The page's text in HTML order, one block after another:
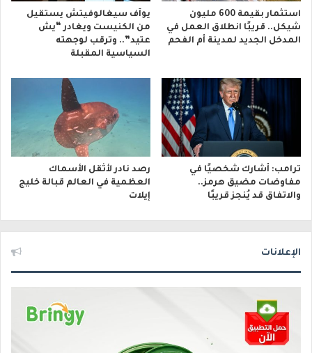
استثمار بقيمة 600 مليون
شيكل.. قريبًا انطلاق العمل في
المدخل الجديد لمدينة أم الفحم
يوآف سيغالوفيتش يستقيل
من الكنيست ويغادر “يش
عتيد”.. وترقب لوجهته
السياسية المقبلة
ترامب: أشارك شخصيًا في
مفاوضات مضيق هرمز..
والاتفاق قد يُنجز قريبًا
رصد نادر لأثقل الأسماك
العظمية في العالم قبالة خليج
إيلات
الإعلانات